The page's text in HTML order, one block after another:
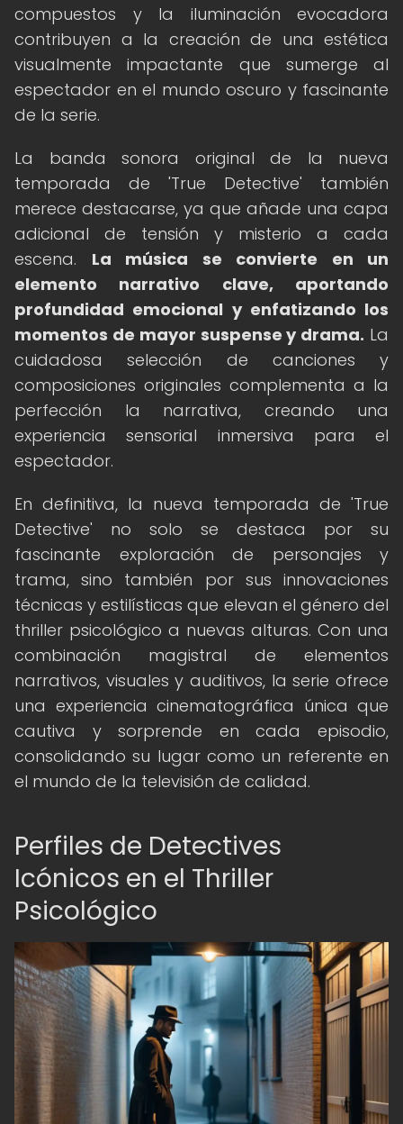
compuestos y la iluminación evocadora
contribuyen a la creación de una estética
visualmente impactante que sumerge al
espectador en el mundo oscuro y fascinante
de la serie.
La banda sonora original de la nueva
temporada de 'True Detective' también
merece destacarse, ya que añade una capa
adicional de tensión y misterio a cada
escena. La música se convierte en un
elemento narrativo clave, aportando
profundidad emocional y enfatizando los
momentos de mayor suspense y drama. La
cuidadosa selección de canciones y
composiciones originales complementa a la
perfección la narrativa, creando una
experiencia sensorial inmersiva para el
espectador.
En definitiva, la nueva temporada de 'True
Detective' no solo se destaca por su
fascinante exploración de personajes y
trama, sino también por sus innovaciones
técnicas y estilísticas que elevan el género del
thriller psicológico a nuevas alturas. Con una
combinación magistral de elementos
narrativos, visuales y auditivos, la serie ofrece
una experiencia cinematográfica única que
cautiva y sorprende en cada episodio,
consolidando su lugar como un referente en
el mundo de la televisión de calidad.
Perfiles de Detectives
Icónicos en el Thriller
Psicológico